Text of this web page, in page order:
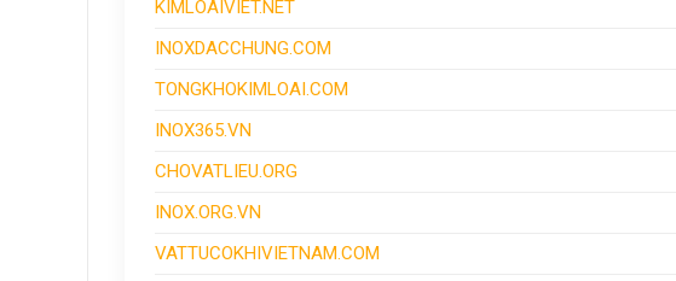
KIMLOAIVIET.NET
INOXDACCHUNG.COM
TONGKHOKIMLOAI.COM
INOX365.VN
CHOVATLIEU.ORG
INOX.ORG.VN
VATTUCOKHIVIETNAM.COM